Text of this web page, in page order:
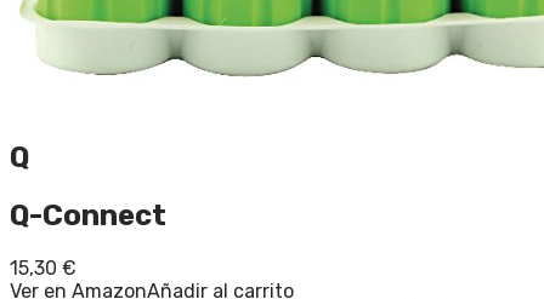
Q
Q-Connect
15,30 €
Ver en AmazonAñadir al carrito